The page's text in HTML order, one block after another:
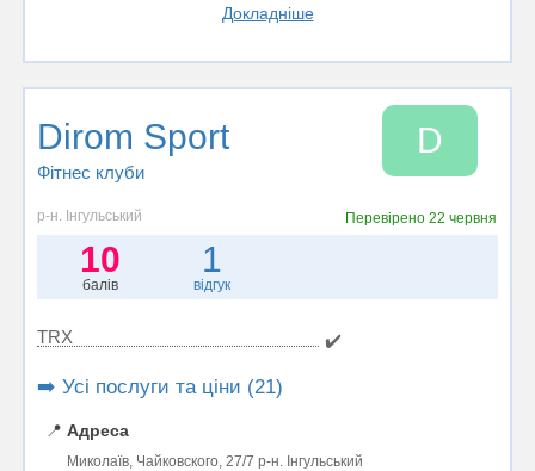
Докладніше
Dirom Sport
Фітнес клуби
D
р-н. Інгульський Перевірено22 червня
10
балів
1
відгук
TRX ✔️
➡️ Усі послуги та ціни (21)
📍 Адреса
Миколаїв, Чайковского, 27/7 р-н. Інгульський